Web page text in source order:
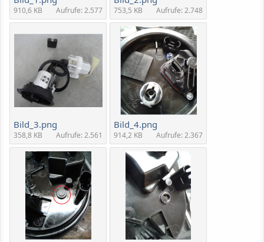
910,6 KB Aufrufe: 2.577 753,5 KB Aufrufe: 2.748
Bild_3.png
358,8 KB Aufrufe: 2.561
Bild_4.png
914,2 KB Aufrufe: 2.367